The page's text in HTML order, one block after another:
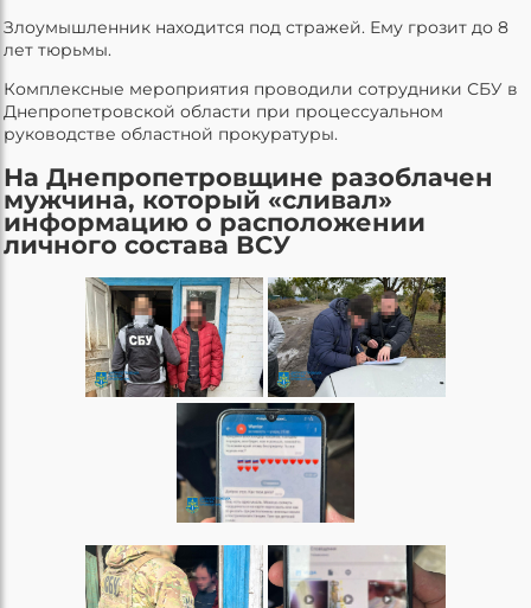
Злоумышленник находится под стражей. Ему грозит до 8
лет тюрьмы.
Комплексные мероприятия проводили сотрудники СБУ в
Днепропетровской области при процессуальном
руководстве областной прокуратуры.
На Днепропетровщине разоблачен
мужчина, который «сливал»
информацию о расположении
личного состава ВСУ